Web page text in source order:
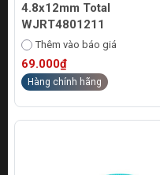
4.8x12mm Total
WJRT4801211
Thêm vào báo giá
69.000₫
Hàng chính hãng